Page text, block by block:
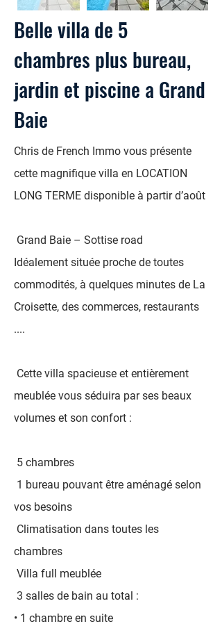
Belle villa de 5
chambres plus bureau,
jardin et piscine a Grand
Baie
Chris de French Immo vous présente
cette magnifique villa en LOCATION
LONG TERME disponible à partir d’août
Grand Baie – Sottise road
Idéalement située proche de toutes
commodités, à quelques minutes de La
Croisette, des commerces, restaurants
....
Cette villa spacieuse et entièrement
meublée vous séduira par ses beaux
volumes et son confort :
5 chambres
1 bureau pouvant être aménagé selon
vos besoins
Climatisation dans toutes les
chambres
Villa full meublée
3 salles de bain au total :
• 1 chambre en suite